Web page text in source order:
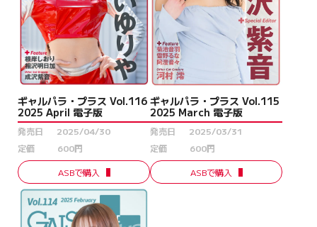
ギャルパラ・プラス Vol.116
2025 April 電子版
発売日
2025/04/30
定価
600円
ASBで購入
ギャルパラ・プラス Vol.115
2025 March 電子版
発売日
2025/03/31
定価
600円
ASBで購入